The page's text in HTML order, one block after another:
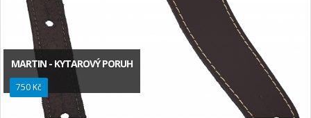
MARTIN - KYTAROVÝ PORUH
750 Kč